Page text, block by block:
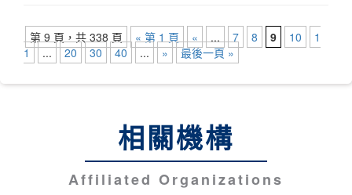
第 9 頁，共 338 頁 « 第 1 頁 « ... 7 8 9 10
1
1
... 20 30 40 ... » 最後一頁 »
相關機構
Affiliated Organizations